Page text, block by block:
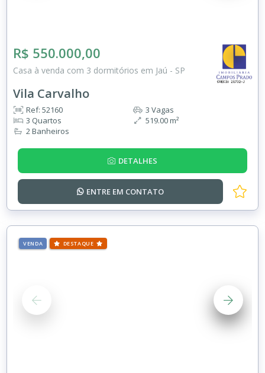
R$ 550.000,00
Casa à venda com 3 dormitórios em Jaú - SP
Vila Carvalho
Ref: 52160
3 Quartos
2 Banheiros
3 Vagas
519.00 m²
DETALHES
ENTRE EM CONTATO
VENDA DESTAQUE